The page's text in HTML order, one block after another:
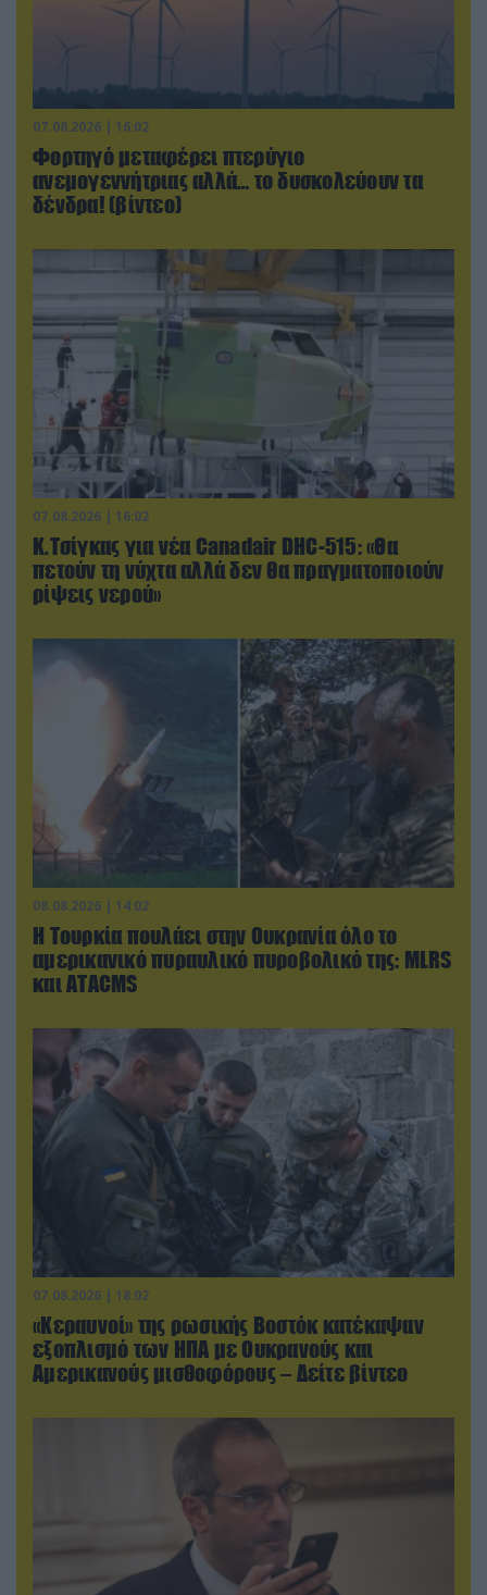
07.08.2026 | 16:02
Φορτηγό μεταφέρει πτερύγιο
ανεμογεννήτριας αλλά… το δυσκολεύουν τα
δένδρα! (βίντεο)
07.08.2026 | 16:02
Κ.Τσίγκας για νέα Canadair DHC-515: «Θα
πετούν τη νύχτα αλλά δεν θα πραγματοποιούν
ρίψεις νερού»
08.08.2026 | 14:02
Η Τουρκία πουλάει στην Ουκρανία όλο το
αμερικανικό πυραυλικό πυροβολικό της: MLRS
και ΑΤΑCMS
07.08.2026 | 18:02
«Κεραυνοί» της ρωσικής Βοστόκ κατέκαψαν
εξοπλισμό των ΗΠΑ με Ουκρανούς και
Αμερικανούς μισθοφόρους – Δείτε βίντεο